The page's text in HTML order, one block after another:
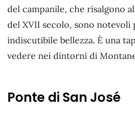
del campanile, che risalgono
del XVII secolo, sono notevoli
indiscutibile bellezza. È una
vedere nei dintorni di
Ponte di San José